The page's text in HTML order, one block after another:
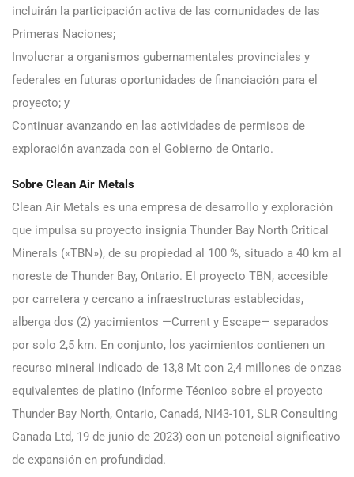
incluirán la participación activa de las comunidades de las
Primeras Naciones;
Involucrar a organismos gubernamentales provinciales y
federales en futuras oportunidades de financiación para el
proyecto; y
Continuar avanzando en las actividades de permisos de
exploración avanzada con el Gobierno de Ontario.
Sobre Clean Air Metals
Clean Air Metals es una empresa de desarrollo y exploración
que impulsa su proyecto insignia Thunder Bay North Critical
Minerals («TBN»), de su propiedad al 100 %, situado a 40 km al
noreste de Thunder Bay, Ontario. El proyecto TBN, accesible
por carretera y cercano a infraestructuras establecidas,
alberga dos (2) yacimientos —Current y Escape— separados
por solo 2,5 km. En conjunto, los yacimientos contienen un
recurso mineral indicado de 13,8 Mt con 2,4 millones de onzas
equivalentes de platino (Informe Técnico sobre el proyecto
Thunder Bay North, Ontario, Canadá, NI43-101, SLR Consulting
Canada Ltd, 19 de junio de 2023) con un potencial significativo
de expansión en profundidad.